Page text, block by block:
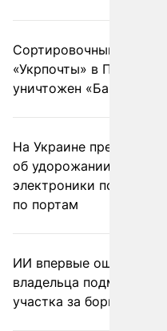
Сортировочный пункт
«Укрпочты» в
уничтожен
На Украине
об удорожании
электроники после
по портам
ИИ впервые
владельца
участка за борщевик